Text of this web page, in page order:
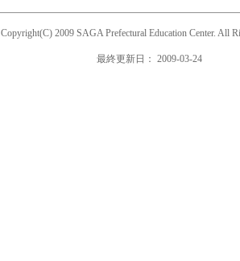
Copyright(C) 2009 SAGA Prefectural Education Center. All
最終更新日： 2009-03-24